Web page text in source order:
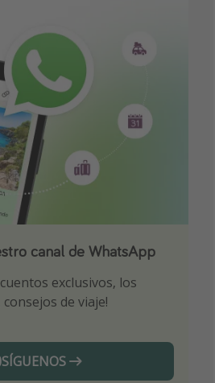
canal de WhatsApp
exclusivos, los
de viaje!
SÍGUENOS
app
nuestros chollazos
canal de Telegram!
ofertas seleccionadas para
en viajes
Telegram